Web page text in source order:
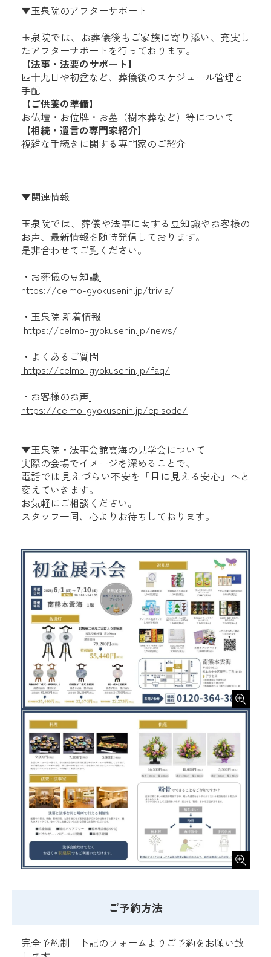
▼玉泉院のアフターサポート
玉泉院では、お葬儀後もご家族に寄り添い、充実し
たアフターサポートを行っております。
【法事・法要のサポート】
四十九日や初盆など、葬儀後のスケジュール管理と
手配
【ご供養の準備】
お仏壇・お位牌・お墓（樹木葬など）等について
【相続・遺言の専門家紹介】
複雑な手続きに関する専門家のご紹介
▼関連情報
玉泉院では、葬儀や法事に関する豆知識やお客様の
お声、最新情報を随時発信しております。
是非合わせてご覧ください。
・お葬儀の豆知識
https://celmo-gyokusenin.jp/trivia/
・玉泉院 新着情報
https://celmo-gyokusenin.jp/news/
・よくあるご質問
https://celmo-gyokusenin.jp/faq/
・お客様のお声
https://celmo-gyokusenin.jp/episode/
▼玉泉院・法事会館雲海の見学会について
実際の会場でイメージを深めることで、
電話では見えづらい不安を「目に見える安心」へと
変えていきます。
お気軽にご相談ください。
スタッフ一同、心よりお待ちしております。
ご予約方法
完全予約制 下記のフォームよりご予約をお願い致